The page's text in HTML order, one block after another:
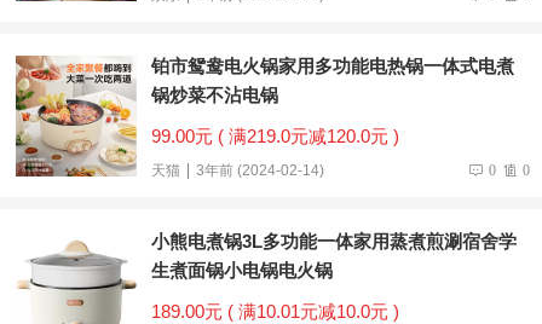
铂市鸳鸯电火锅家用多功能电热锅一体式电煮
锅炒菜不沾电锅
99.00元 ( 满219.0元减120.0元 )
天猫 3年前 (2024-02-14) 0 0
小熊电煮锅3L多功能一体家用蒸煮煎涮宿舍学
生煮面锅小电锅电火锅
189.00元 ( 满10.01元减10.0元 )